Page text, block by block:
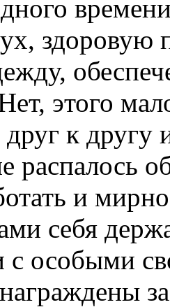
здоровую
этого
к
распалось
и
себя
особыми